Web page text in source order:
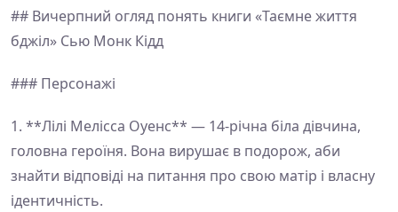
## Вичерпний огляд понять книги «Таємне життя
бджіл» Сью Монк Кідд
### Персонажі
1. **Лілі Мелісса Оуенс** — 14-річна біла дівчина,
головна героїня. Вона вирушає в подорож, аби
знайти відповіді на питання про свою матір і власну
ідентичність.